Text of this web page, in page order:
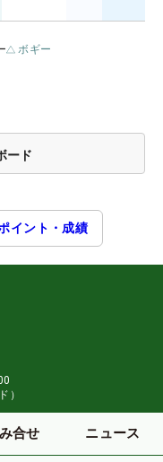
ボギー
ード
イント・成績
）
合せ ニュース